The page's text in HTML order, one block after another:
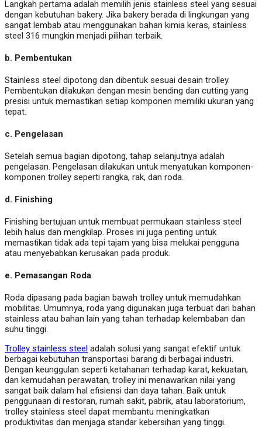
Langkah pertama adalah memilih jenis stainless steel yang sesuai
dengan kebutuhan bakery. Jika bakery berada di lingkungan yang
sangat lembab atau menggunakan bahan kimia keras, stainless
steel 316 mungkin menjadi pilihan terbaik.
b. Pembentukan
Stainless steel dipotong dan dibentuk sesuai desain trolley.
Pembentukan dilakukan dengan mesin bending dan cutting yang
presisi untuk memastikan setiap komponen memiliki ukuran yang
tepat.
c. Pengelasan
Setelah semua bagian dipotong, tahap selanjutnya adalah
pengelasan. Pengelasan dilakukan untuk menyatukan komponen-
komponen trolley seperti rangka, rak, dan roda.
d. Finishing
Finishing bertujuan untuk membuat permukaan stainless steel
lebih halus dan mengkilap. Proses ini juga penting untuk
memastikan tidak ada tepi tajam yang bisa melukai pengguna
atau menyebabkan kerusakan pada produk.
e. Pemasangan Roda
Roda dipasang pada bagian bawah trolley untuk memudahkan
mobilitas. Umumnya, roda yang digunakan juga terbuat dari bahan
stainless atau bahan lain yang tahan terhadap kelembaban dan
suhu tinggi.
Trolley stainless steel adalah solusi yang sangat efektif untuk
berbagai kebutuhan transportasi barang di berbagai industri.
Dengan keunggulan seperti ketahanan terhadap karat, kekuatan,
dan kemudahan perawatan, trolley ini menawarkan nilai yang
sangat baik dalam hal efisiensi dan daya tahan. Baik untuk
penggunaan di restoran, rumah sakit, pabrik, atau laboratorium,
trolley stainless steel dapat membantu meningkatkan
produktivitas dan menjaga standar kebersihan yang tinggi.